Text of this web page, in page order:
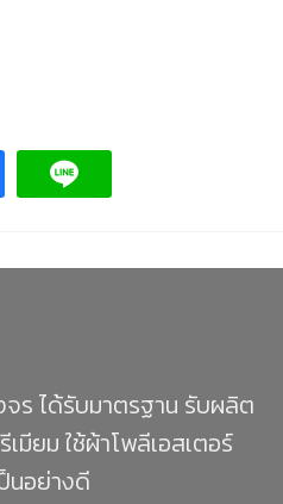
ร ได้รับมาตรฐาน รับผลิต
มียม ใช้ผ้าโพลีเอสเตอร์
นอย่างดี